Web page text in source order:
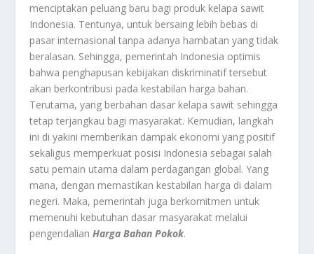
menciptakan peluang baru bagi produk kelapa sawit
Indonesia. Tentunya, untuk bersaing lebih bebas di
pasar internasional tanpa adanya hambatan yang tidak
beralasan. Sehingga, pemerintah Indonesia optimis
bahwa penghapusan kebijakan diskriminatif tersebut
akan berkontribusi pada kestabilan harga bahan.
Terutama, yang berbahan dasar kelapa sawit sehingga
tetap terjangkau bagi masyarakat. Kemudian, langkah
ini di yakini memberikan dampak ekonomi yang positif
sekaligus memperkuat posisi Indonesia sebagai salah
satu pemain utama dalam perdagangan global. Yang
mana, dengan memastikan kestabilan harga di dalam
negeri. Maka, pemerintah juga berkomitmen untuk
memenuhi kebutuhan dasar masyarakat melalui
pengendalianHarga Bahan Pokok.